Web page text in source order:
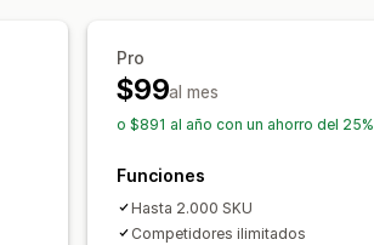
Pro
$99al mes
o $891 al año con un ahorro del 25%
Funciones
Hasta 2.000 SKU
Competidores ilimitados